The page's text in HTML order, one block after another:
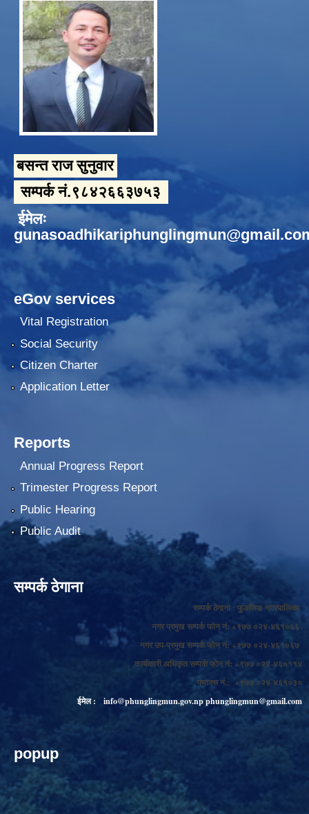
बसन्त राज सुनुवार
सम्पर्क नं.९८४२६६३७५३
ईमेलः
eGov services
Vital Registration
Social Security
Citizen Charter
Application Letter
Reports
Annual Progress Report
Trimester Progress Report
Public Hearing
Public Audit
सम्पर्क ठेगाना
सम्पर्क ठेगाना : फुङलिङ नगरपालिका
नगर प्रमुख सम्पर्क फोन नं: +९७७ ०२४-४६१०६६
नगर उप-प्रमुख सम्पर्क फोन नं: +९७७ ०२४-४६१०६७
कार्यकारी अधिकृत सम्पर्क फोन नं: +९७७ ०२४-४६०११४
फ्याक्स नं.: +९७७ ०२४-४६१०३०
ईमेल :
info@phunglingmun.gov.npphunglingmun@gmail.com
popup